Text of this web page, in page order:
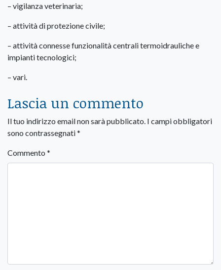
– vigilanza veterinaria;
– attività di protezione civile;
– attività connesse funzionalità centrali termoidrauliche e
impianti tecnologici;
– vari.
Lascia un commento
Il tuo indirizzo email non sarà pubblicato. I campi obbligatori
sono contrassegnati*
Commento *